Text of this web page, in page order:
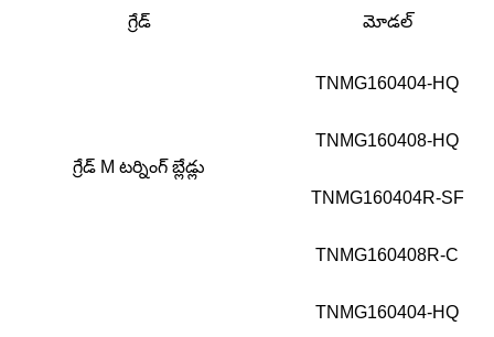
గ్రేడ్ మోడల్
గ్రేడ్ M టర్నింగ్ బ్లేడ్లు
TNMG160404-HQ
TNMG160408-HQ
TNMG160404R-SF
TNMG160408R-C
TNMG160404-HQ